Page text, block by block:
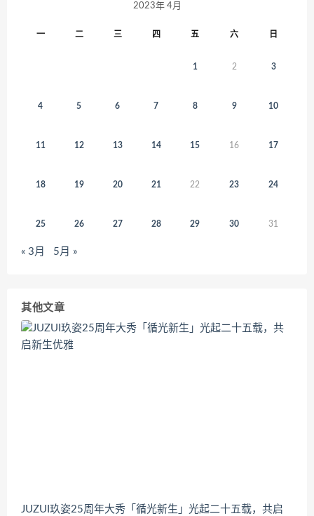
2023年 4月
一 二 三 四 五 六 日
1 2 3
4 5 6 7 8 9 10
11 12 13 14 15 16 17
18 19 20 21 22 23 24
25 26 27 28 29 30 31
« 3月 5月 »
其他文章
JUZUI玖姿25周年大秀「循光新生」光起二十五载，共启